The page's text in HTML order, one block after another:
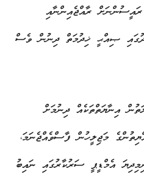
ރާއްޖެއިންނާއި
ޞިއްޙީ ޚިދުމަތް ދިނުން ވެސް
އިނާޔަތްތަކެއް ދިނުމަށް
މަޖިލީހުން ފާސްވެއްޖެނަމަ،
އެމްޑީޕީ ސަރުކާރުގައި ނައިބު